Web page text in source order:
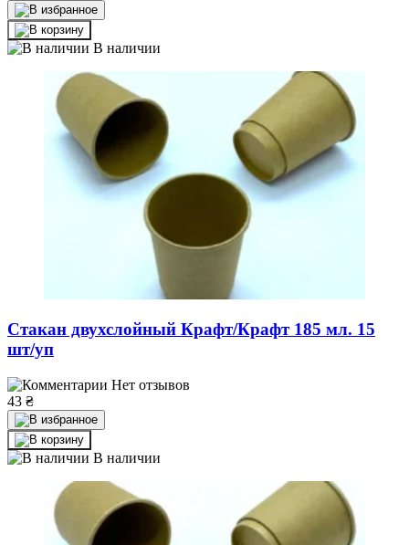
В наличии
Стакан двухслойный Крафт/Крафт 185 мл. 15
шт/уп
Нет отзывов
43 ₴
В наличии